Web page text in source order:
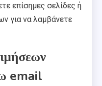
επίσημες σελίδες ή
για να λαμβάνετε
email